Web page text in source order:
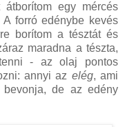
átborítom egy mércés
A forró edénybe kevés
borítom a tésztát és
maradna a tészta,
- az olaj pontos
annyi az elég, ami
bevonja, de az edény